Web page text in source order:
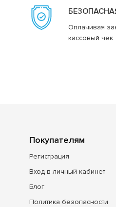
Оплачивая
кассовый чек
Покупателям
Регистрация
Вход в личный кабинет
Блог
Политика безопасности